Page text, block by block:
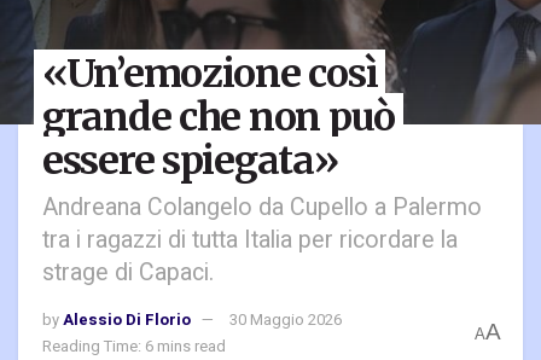
«Un’emozione così
grande che non può
essere spiegata»
Andreana Colangelo da Cupello a Palermo
tra i ragazzi di tutta Italia per ricordare la
strage di Capaci.
byAlessio Di Florio
30 Maggio 2026
Reading Time: 6 mins read
AA